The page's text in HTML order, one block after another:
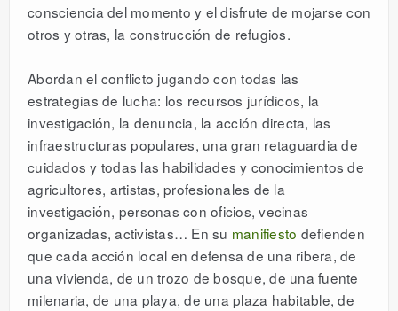
consciencia del momento y el disfrute de mojarse con
otros y otras, la construcción de refugios.
Abordan el conflicto jugando con todas las
estrategias de lucha: los recursos jurídicos, la
investigación, la denuncia, la acción directa, las
infraestructuras populares, una gran retaguardia de
cuidados y todas las habilidades y conocimientos de
agricultores, artistas, profesionales de la
investigación, personas con oficios, vecinas
organizadas, activistas… En su manifiesto defienden
que cada acción local en defensa de una ribera, de
una vivienda, de un trozo de bosque, de una fuente
milenaria, de una playa, de una plaza habitable, de